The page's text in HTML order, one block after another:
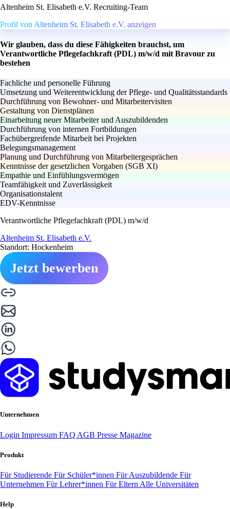
Altenheim St. Elisabeth e.V. Recruiting-Team
Profil von Altenheim St. Elisabeth e.V. anzeigen
Wir glauben, dass du diese Fähigkeiten brauchst, um
Verantwortliche Pflegefachkraft (PDL) m/w/d mit Bravour zu
bestehen
Fachliche und personelle Führung
Umsetzung und Weiterentwicklung der Pflege- und Qualitätsstandards
Durchführung von Bewohner- und Mitarbeitervisiten
Gestaltung von Dienstplänen
Einarbeitung neuer Mitarbeiter und Auszubildenden
Durchführung von internen Fortbildungen
Fachübergreifende Mitarbeit bei Projekten
Belegungsmanagement
Planung und Durchführung von Mitarbeitergesprächen
Kenntnisse der gesetzlichen Vorgaben (SGB XI)
Empathie und Einfühlungsvermögen
Teamfähigkeit und Zuverlässigkeit
Organisationstalent
EDV-Kenntnisse
Verantwortliche Pflegefachkraft (PDL) m/w/d
Altenheim St. Elisabeth e.V.
Standort: Hockenheim
Jetzt bewerben
Unternehmen
Login Impressum FAQ AGB Presse Magazine
Produkt
Für Studierende Für Schüler*innen Für Auszubildende Für
Unternehmen Für Lehrer*innen Für Eltern Alle Universitäten
Help